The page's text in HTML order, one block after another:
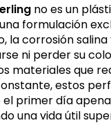
no es un
formulación
la corrosión
ni perder su
materiales que
estos
primer día
una vida útil